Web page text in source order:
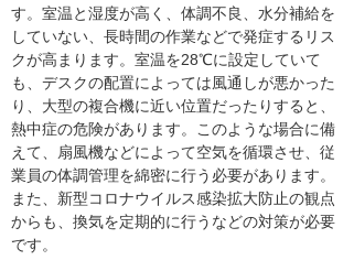
す。室温と湿度が高く、体調不良、水分補給を
していない、長時間の作業などで発症するリス
クが高まります。室温を28℃に設定していて
も、デスクの配置によっては風通しが悪かった
り、大型の複合機に近い位置だったりすると、
熱中症の危険があります。このような場合に備
えて、扇風機などによって空気を循環させ、従
業員の体調管理を綿密に行う必要があります。
また、新型コロナウイルス感染拡大防止の観点
からも、換気を定期的に行うなどの対策が必要
です。